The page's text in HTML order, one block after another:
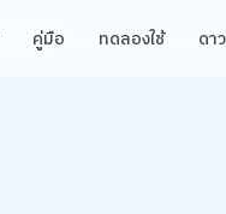
คู่มือ ทดลองใช้ ดา